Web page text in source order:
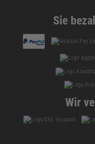
Sie
Wir